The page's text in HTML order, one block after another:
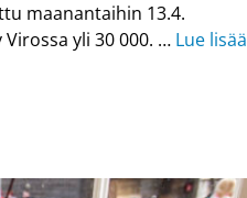
maanantaihin 13.4.
yli 30 000. … Lue lisää